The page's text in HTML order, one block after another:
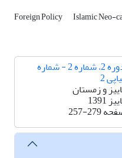
Foreign Policy Islamic Neo-
دوره 2، شماره 2 - شماره
2
و زمستان
1391
257-279